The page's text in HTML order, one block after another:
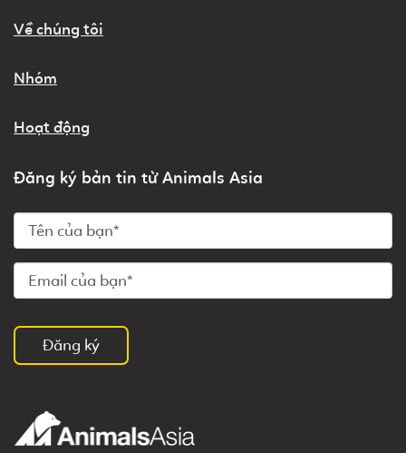
Về chúng tôi
Nhóm
Hoạt động
Đăng ký bản tin từ Animals Asia
Đăng ký